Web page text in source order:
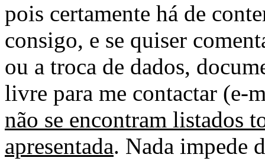
pois certamente há de
consigo, e se quiser
ou a troca de dados,
livre para me contactar (e-
não se encontram listados
apresentada. Nada impede